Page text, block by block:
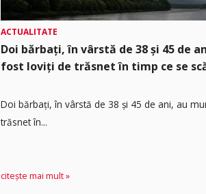
ACTUALITATE
Doi bărbați, în vârstă de 38 și 45 de
fost loviți de trăsnet în timp ce se
Doi bărbați, în vârstă de 38 și 45 de ani, au
trăsnet în...
citește mai mult »